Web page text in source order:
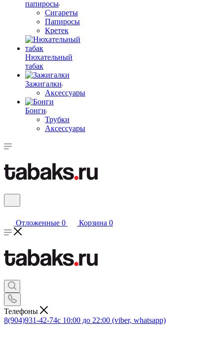
папиросы
Сигареты
Папиросы
Кретек
Нюхательный
табак
Зажигалки
Аксессуары
Бонги
Трубки
Аксессуары
Отложенные 0 Корзина 0
Телефоны
8(904)931-42-74с 10:00 до 22:00 (viber, whatsapp)